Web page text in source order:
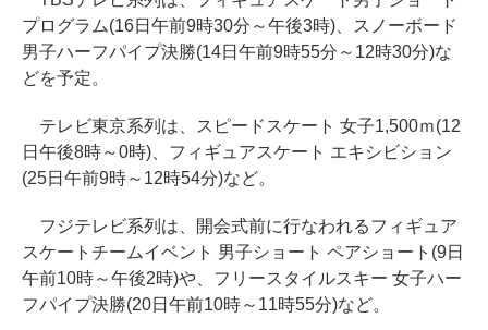
プログラム(16日午前9時30分～午後3時)、スノーボード
男子ハーフパイプ決勝(14日午前9時55分～12時30分)な
どを予定。
テレビ東京系列は、スピードスケート 女子1,500ｍ(12
日午後8時～0時)、フィギュアスケート エキシビション
(25日午前9時～12時54分)など。
フジテレビ系列は、開会式前に行なわれるフィギュア
スケートチームイベント 男子ショート ペアショート(9日
午前10時～午後2時)や、フリースタイルスキー 女子ハー
フパイプ決勝(20日午前10時～11時55分)など。